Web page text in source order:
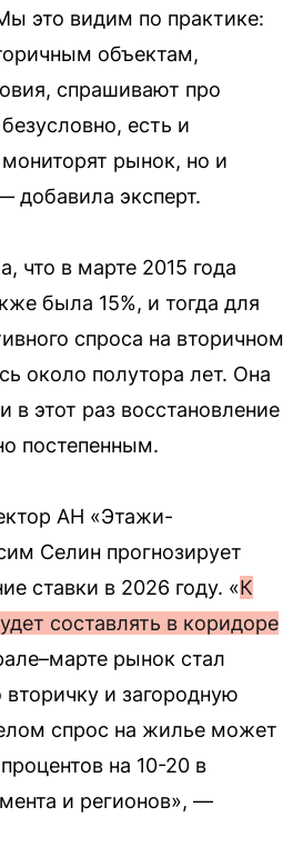
это видим по практике:
объектам,
спрашивают про
есть и
рынок, но и
добавила эксперт.
что в марте 2015 года
была 15%, и тогда для
спроса на вторичном
около полутора лет. Она
в этот раз восстановление
постепенным.
АН «Этажи-
Селин прогнозирует
ставки в 2026 году. «К
составлять в коридоре
рынок стал
вторичку и загородную
спрос на жилье может
на 10-20 в
и регионов», —